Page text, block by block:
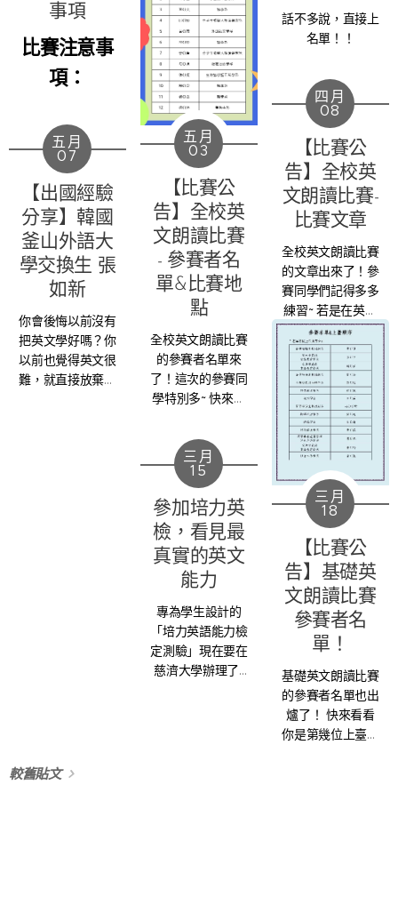
事項
比賽注意事
項：
享有特約價格報考
領思實體測驗
一、慈濟大學外語
教學中心簽署劍橋
領思測驗專案學校
合作契約，學生或
教職員工自即日起
可使用特約專案代
碼 TCU 即享有學
生特約價格報考領
思實體測驗。二、
本校學生或教職員
工報考領思測驗在
考場時出示「識別
證」或是「學生
證」者,可享有領
思實體單項測驗特
約價 格新台幣
1350元整。( 原定
價格 : 新台幣1550
元整 )
https://www.lsenglish.com.tw/onlines.php
學生報考前須先加
入領思會員，並於
專案報名專區輸入
校園專案代碼
TCU 才能享有優
惠報考價格，若未
輸入代碼者恕無法
...
話不多說，直接上
名單！！
五月
07
【出國經驗
分享】韓國
釜山外語大
學交換生 張
如新
你會後悔以前沒有
把英文學好嗎？你
以前也覺得英文很
難，就直接放棄了
五月
03
【比賽公
告】全校英
文朗讀比賽
- 參賽者名
單&比賽地
點
全校英文朗讀比賽
的參賽者名單來
了！這次的參賽同
學特別多~ 快來看
的吧
四月
08
【比賽公
告】全校英
文朗讀比賽-
比賽文章
全校英文朗讀比賽
的文章出來了！參
賽同學們記得多多
練習~ 若是在英文
發音、流利度、語
調等等有需求，但
不知道要找誰幫
忙，也別忘了參考
英語輔導諮詢哦~
輔導諮詢項目中就
有「口說表達指導
& 發音指導」，
Roger跟Sherry老
師會很樂意協助
的!!!
三月
18
【比賽公
告】基礎英
文朗讀比賽
參賽者名
單！
基礎英文朗讀比賽
的參賽者名單也出
爐了！ 快來看看
你是第幾位上臺的
三月
15
參加培力英
檢，看見最
真實的英文
能力
專為學生設計的
「培力英語能力檢
定測驗」現在要在
慈濟大學辦理了!!
較舊貼文